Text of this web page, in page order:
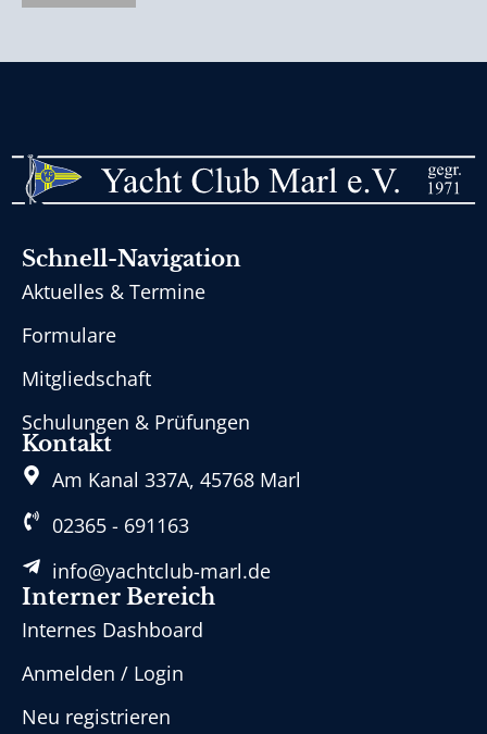
Schnell-Navigation
Aktuelles & Termine
Formulare
Mitgliedschaft
Schulungen & Prüfungen
Kontakt
Am Kanal 337A, 45768 Marl
02365 - 691163
info@yachtclub-marl.de
Interner Bereich
Internes Dashboard
Anmelden / Login
Neu registrieren